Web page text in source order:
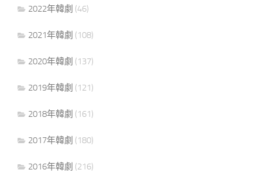
2022年韓劇 (46)
2021年韓劇 (108)
2020年韓劇 (137)
2019年韓劇 (121)
2018年韓劇 (161)
2017年韓劇 (180)
2016年韓劇 (216)